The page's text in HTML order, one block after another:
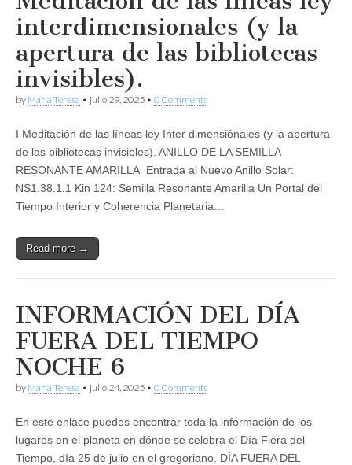
interdimensionales (y la
apertura de las bibliotecas
invisibles).
by Maria Teresa • julio 29, 2025 • 0 Comments
I Meditación de las líneas ley Inter dimensiónales (y la apertura
de las bibliotecas invisibles). ANILLO DE LA SEMILLA
RESONANTE AMARILLA Entrada al Nuevo Anillo Solar:
NS1.38.1.1 Kin 124: Semilla Resonante Amarilla Un Portal del
Tiempo Interior y Coherencia Planetaria…
Read more →
INFORMACIÓN DEL DÍA
FUERA DEL TIEMPO
NOCHE 6
by Maria Teresa • julio 24, 2025 • 0 Comments
En este enlace puedes encontrar toda la información de los
lugares en el planeta en dónde se celebra el Día Fiera del
Tiempo, día 25 de julio en el gregoriano. DÍA FUERA DEL